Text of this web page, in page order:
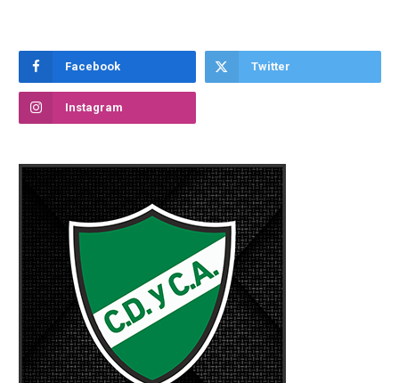
Facebook Twitter
Instagram